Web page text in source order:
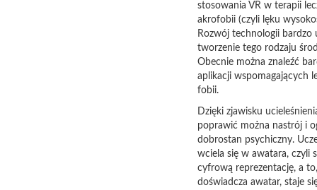
stosowania VR w terapii
akrofobii (czyli lęku
Rozwój technologii bardzo
tworzenie tego rodzaju
Obecnie można znaleźć
aplikacji wspomagających
fobii.
Dzięki zjawisku
poprawić można nastrój i
dobrostan psychiczny.
wciela się w awatara, czyli
cyfrową reprezentację, a
doświadcza awatar, staje